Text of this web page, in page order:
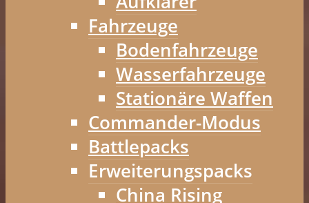
Fahrzeuge
Bodenfahrzeuge
Wasserfahrzeuge
Stationäre Waffen
Commander-Modus
Battlepacks
Erweiterungspacks
China Rising